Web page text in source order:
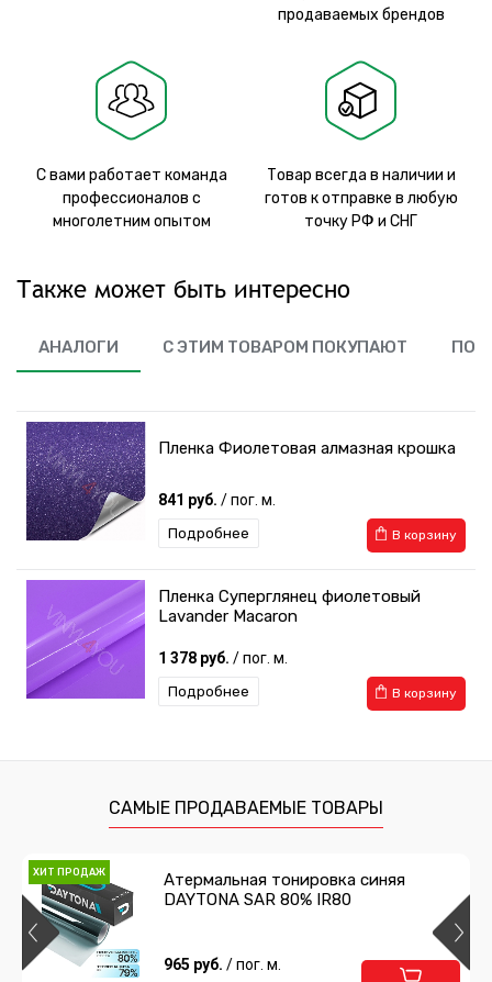
продаваемых брендов
С вами работает команда
профессионалов с
многолетним опытом
Товар всегда в наличии и
готов к отправке в любую
точку РФ и СНГ
Также может быть интересно
АНАЛОГИ С ЭТИМ ТОВАРОМ ПОКУПАЮТ
Пленка Фиолетовая алмазная крошка
841 руб. / пог. м.
В корзину
Подробнее
Пленка Суперглянец фиолетовый
Lavander Macaron
1 378 руб. / пог. м.
В корзину
Подробнее
САМЫЕ ПРОДАВАЕМЫЕ ТОВАРЫ
ХИТ ПРОДАЖ
Атермальная тонировка синяя
DAYTONA SAR 80% IR80
965 руб. / пог. м.